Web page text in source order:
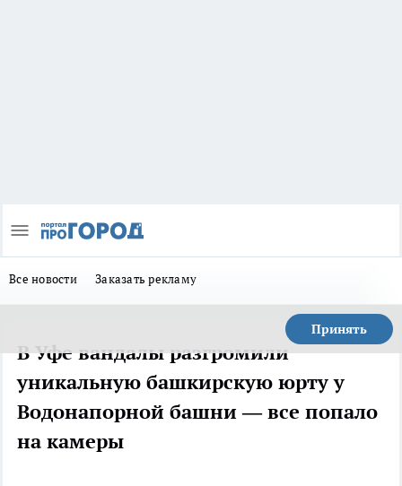
Все новости Заказать рекламу
Принять
В Уфе вандалы разгромили
уникальную башкирскую юрту у
Водонапорной башни — все попало
на камеры